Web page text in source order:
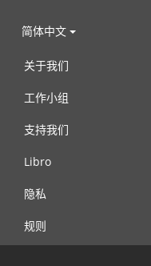
简体中文
关于我们
工作小组
支持我们
Libro
隐私
规则